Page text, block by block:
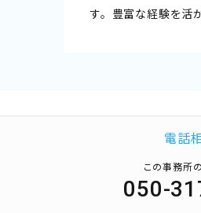
す。豊富な経験を活
電話
この事務所
050-